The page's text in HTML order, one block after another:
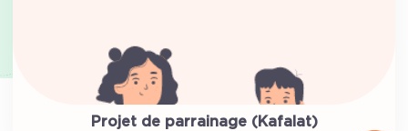
Projet de parrainage (Kafalat)